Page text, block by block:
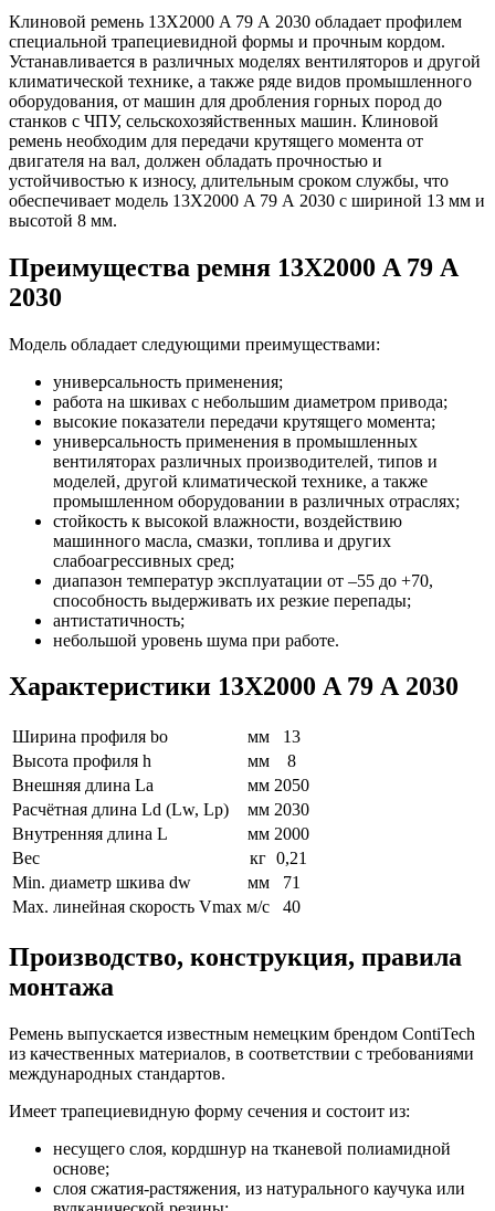
Клиновой ремень 13Х2000 A 79 А 2030 обладает профилем
специальной трапециевидной формы и прочным кордом.
Устанавливается в различных моделях вентиляторов и другой
климатической технике, а также ряде видов промышленного
оборудования, от машин для дробления горных пород до
станков с ЧПУ, сельскохозяйственных машин. Клиновой
ремень необходим для передачи крутящего момента от
двигателя на вал, должен обладать прочностью и
устойчивостью к износу, длительным сроком службы, что
обеспечивает модель 13Х2000 A 79 А 2030 с шириной 13 мм и
высотой 8 мм.
Преимущества ремня 13Х2000 A 79 А
2030
Модель обладает следующими преимуществами:
универсальность применения;
работа на шкивах с небольшим диаметром привода;
высокие показатели передачи крутящего момента;
универсальность применения в промышленных
вентиляторах различных производителей, типов и
моделей, другой климатической технике, а также
промышленном оборудовании в различных отраслях;
стойкость к высокой влажности, воздействию
машинного масла, смазки, топлива и других
слабоагрессивных сред;
диапазон температур эксплуатации от –55 до +70,
способность выдерживать их резкие перепады;
антистатичность;
небольшой уровень шума при работе.
Характеристики 13Х2000 A 79 А 2030
Ширина профиля bo мм
13
Высота профиля h
мм
8
Внешняя длина La
мм 2050
Расчётная длина Ld (Lw, Lp)
мм 2030
Внутренняя длина L
мм 2000
Вес
кг 0,21
Min. диаметр шкива dw
мм
71
Max. линейная скорость Vmax м/с 40
Производство, конструкция, правила
монтажа
Ремень выпускается известным немецким брендом ContiTech
из качественных материалов, в соответствии с требованиями
международных стандартов.
Имеет трапециевидную форму сечения и состоит из:
несущего слоя, кордшнур на тканевой полиамидной
основе;
слоя сжатия-растяжения, из натурального каучука или